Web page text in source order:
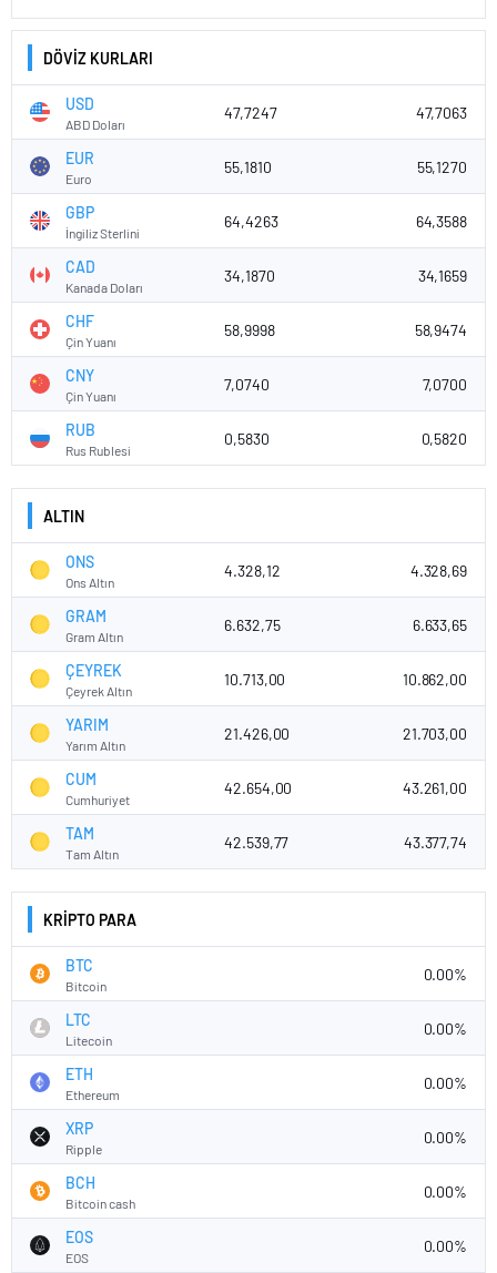
DÖVİZ KURLARI
USD
ABD Doları
47,7247 47,7063
EUR
Euro
55,1810 55,1270
GBP
İngiliz Sterlini
64,4263 64,3588
CAD
Kanada Doları
34,1870 34,1659
CHF
Çin Yuanı
58,9998 58,9474
CNY
Çin Yuanı
7,0740 7,0700
RUB
Rus Rublesi
0,5830 0,5820
ALTIN
ONS
Ons Altın
4.328,12 4.328,69
GRAM
Gram Altın
6.632,75 6.633,65
ÇEYREK
Çeyrek Altın
10.713,00 10.862,00
YARIM
Yarım Altın
21.426,00 21.703,00
CUM
Cumhuriyet
42.654,00 43.261,00
TAM
Tam Altın
42.539,77 43.377,74
KRİPTO PARA
BTC
Bitcoin
0.00%
LTC
Litecoin
0.00%
ETH
Ethereum
0.00%
XRP
Ripple
0.00%
BCH
Bitcoin cash
0.00%
EOS
EOS
0.00%